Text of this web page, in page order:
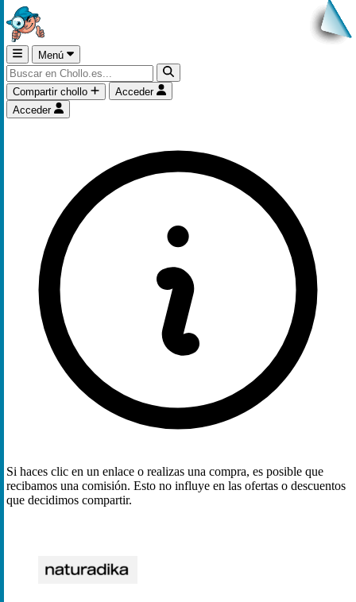
Menú
Compartir chollo
Acceder
Acceder
Si haces clic en un enlace o realizas una compra, es posible que
recibamos una comisión. Esto no influye en las ofertas o descuentos
que decidimos compartir.